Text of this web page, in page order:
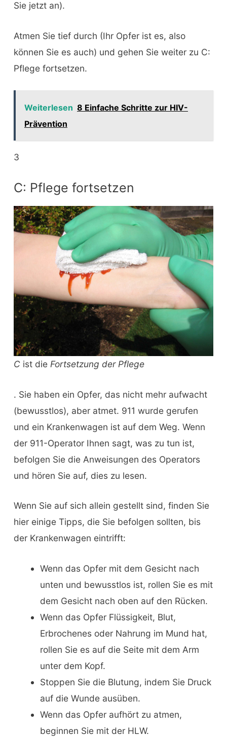
Sie jetzt an).
Atmen Sie tief durch (Ihr Opfer ist es, also
können Sie es auch) und gehen Sie weiter zu C:
Pflege fortsetzen.
Weiterlesen 8 Einfache Schritte zur HIV-
Prävention
3
C: Pflege fortsetzen
C ist die Fortsetzung der Pflege
. Sie haben ein Opfer, das nicht mehr aufwacht
(bewusstlos), aber atmet. 911 wurde gerufen
und ein Krankenwagen ist auf dem Weg. Wenn
der 911-Operator Ihnen sagt, was zu tun ist,
befolgen Sie die Anweisungen des Operators
und hören Sie auf, dies zu lesen.
Wenn Sie auf sich allein gestellt sind, finden Sie
hier einige Tipps, die Sie befolgen sollten, bis
der Krankenwagen eintrifft:
Wenn das Opfer mit dem Gesicht nach
unten und bewusstlos ist, rollen Sie es mit
dem Gesicht nach oben auf den Rücken.
Wenn das Opfer Flüssigkeit, Blut,
Erbrochenes oder Nahrung im Mund hat,
rollen Sie es auf die Seite mit dem Arm
unter dem Kopf.
Stoppen Sie die Blutung, indem Sie Druck
auf die Wunde ausüben.
Wenn das Opfer aufhört zu atmen,
beginnen Sie mit der HLW.